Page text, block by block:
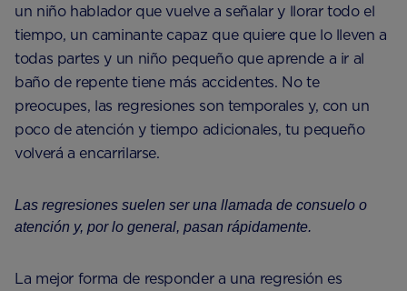
un niño hablador que vuelve a señalar y llorar todo el
tiempo, un caminante capaz que quiere que lo lleven a
todas partes y un niño pequeño que aprende a ir al
baño de repente tiene más accidentes. No te
preocupes, las regresiones son temporales y, con un
poco de atención y tiempo adicionales, tu pequeño
volverá a encarrilarse.
Las regresiones suelen ser una llamada de consuelo o
atención y, por lo general, pasan rápidamente.
La mejor forma de responder a una regresión es